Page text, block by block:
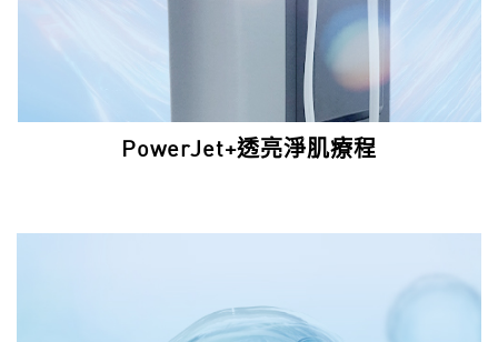
PowerJet+透亮淨肌療程